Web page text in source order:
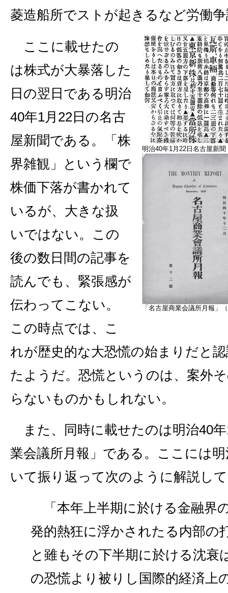
菱造船所でストが起きるなど労働
明治40年1月22日名古屋新聞
「名古屋商業会議所月報」
ここに載せたの
は株式が大暴落した
日の翌日である明治
40年1月22日の名古
屋新聞である。「株
界雑観」という欄で
株価下落が書かれて
いるが、大きな扱
いではない。この
後の数日間の記事を
読んでも、緊張感が
伝わってこない。
この時点では、こ
れが歴史的な大恐慌の始まりだと
たようだ。恐慌というのは、案外
らないものかもしれない。
また、同時に載せたのは明治40
業会議所月報」である。ここには
いて振り返って次のように解説し
「本年上半期に於ける金融界
発的熱狂に浮かされたる内部の
と雖もその下半期に於ける沈衰
の恐慌より被りし国際的経済上